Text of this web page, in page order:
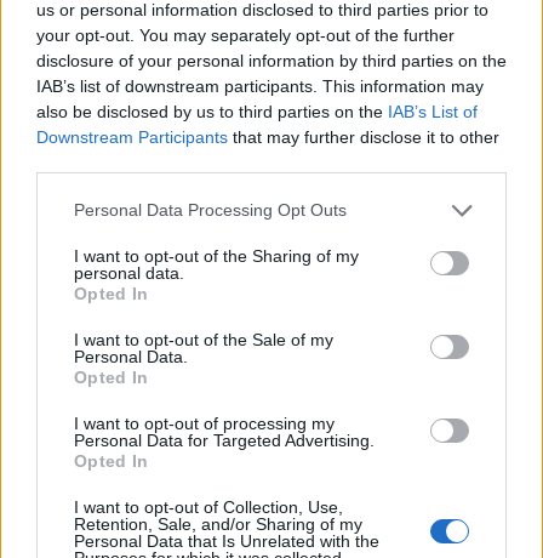
us or personal information disclosed to third parties prior to
your opt-out. You may separately opt-out of the further
disclosure of your personal information by third parties on the
IAB’s list of downstream participants. This information may
also be disclosed by us to third parties on the IAB’s List of
Downstream Participants that may further disclose it to other
Personal Data Processing Opt Outs
I want to opt-out of the Sharing of my
personal data.
Opted In
I want to opt-out of the Sale of my
Personal Data.
Opted In
I want to opt-out of processing my
Personal Data for Targeted Advertising.
Opted In
I want to opt-out of Collection, Use,
Retention, Sale, and/or Sharing of my
Personal Data that Is Unrelated with the
24 Dezember 2023
Forenfreak
Gültig bis 31.12.2023